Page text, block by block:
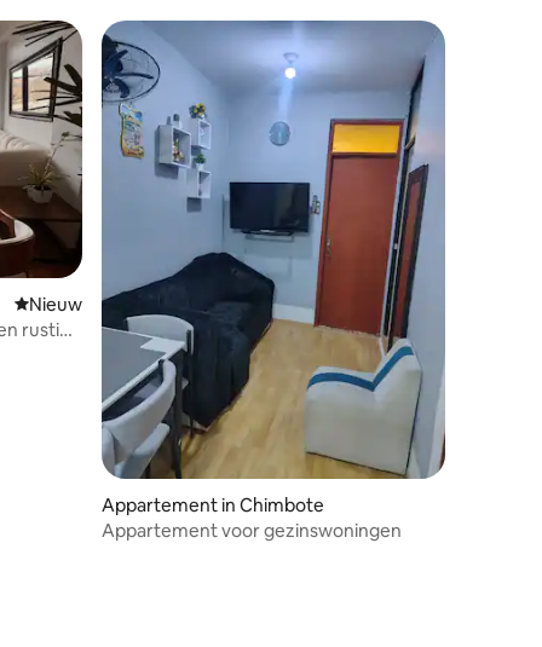
Nieuwe accommodatie
Nieuw
rustige
Appartement in Chimbote
Appartement voor gezinswoningen